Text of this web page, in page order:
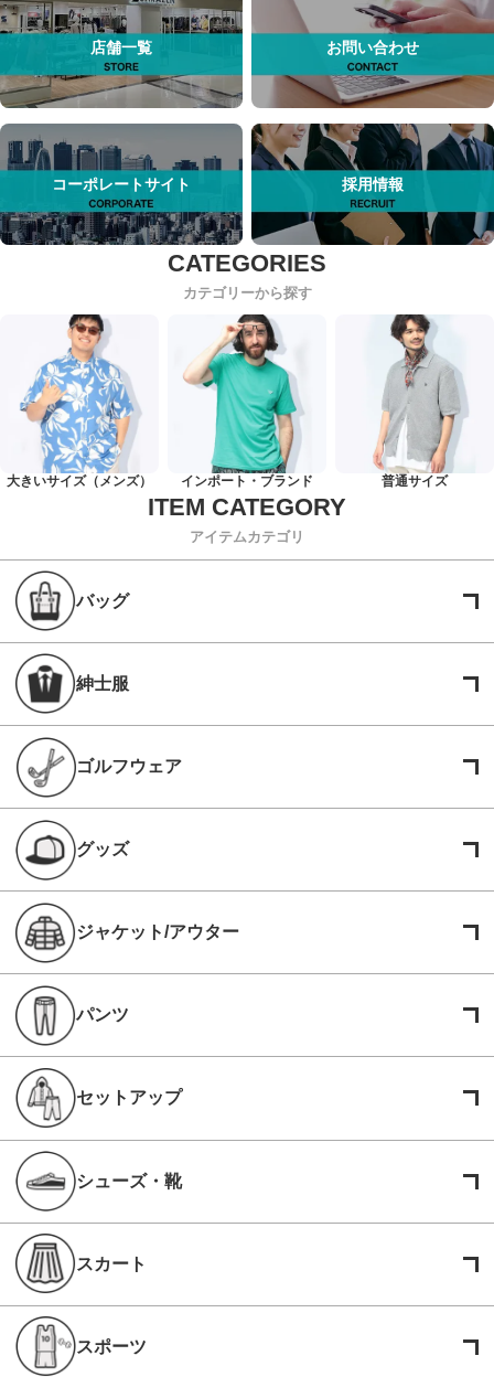
店舗一覧 お問い合わせ
コーポレートサイト 採用情報
カテゴリーから探す
大きいサイズ（メンズ） インポート・ブランド 普通サイズ
アイテムカテゴリ
バッグ
紳士服
ゴルフウェア
グッズ
ジャケット/アウター
パンツ
セットアップ
シューズ・靴
スカート
スポーツ